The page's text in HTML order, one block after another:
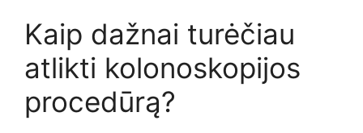
Kaip dažnai turėčiau
atlikti kolonoskopijos
procedūrą?